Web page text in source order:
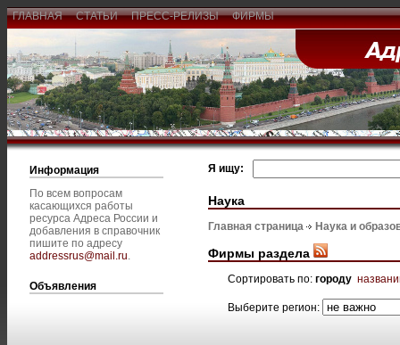
ГЛАВНАЯ СТАТЬИ ПРЕСС-РЕЛИЗЫ ФИРМЫ
Информация
По всем вопросам
касающихся работы
ресурса Адреса России и
добавления в справочник
пишите по адресу
addressrus@mail.ru.
Объявления
Я ищу:
Наука
Главная страница Наука и
Фирмы раздела
Сортировать по: городу
Выберите регион: